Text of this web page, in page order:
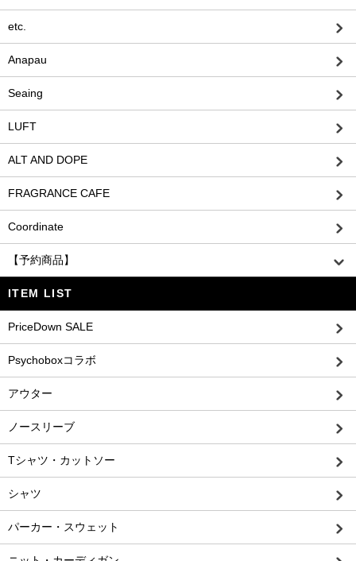
etc.
Anapau
Seaing
LUFT
ALT AND DOPE
FRAGRANCE CAFE
Coordinate
【予約商品】
ITEM LIST
PriceDown SALE
Psychoboxコラボ
アウター
ノースリーブ
Tシャツ・カットソー
シャツ
パーカー・スウェット